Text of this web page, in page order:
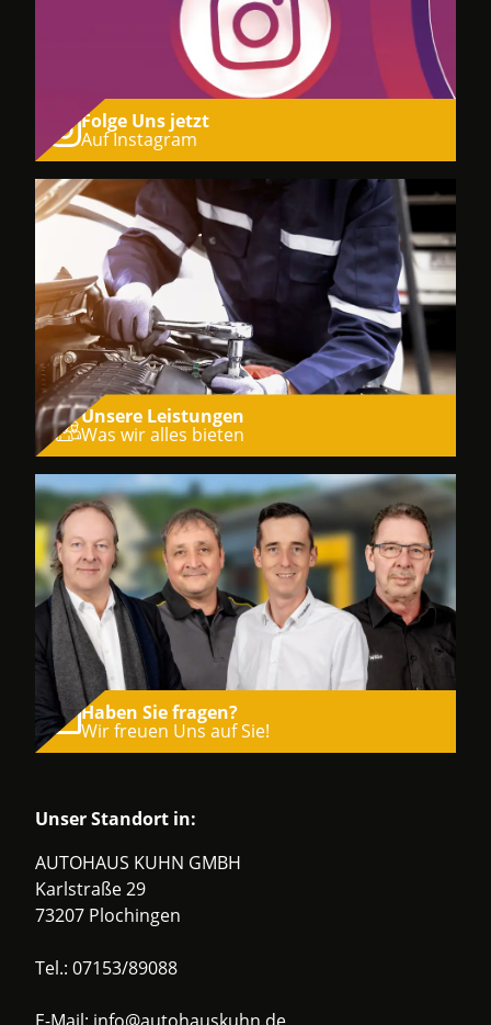
Folge Uns jetzt
Auf Instagram
Unsere Leistungen
Was wir alles bieten
Haben Sie fragen?
Wir freuen Uns auf Sie!
Unser Standort in:
AUTOHAUS KUHN GMBH
Karlstraße 29
73207 Plochingen
Tel.: 07153/89088